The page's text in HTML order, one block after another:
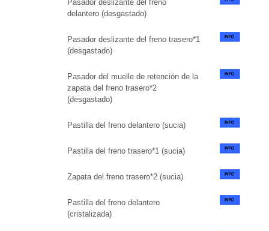
Pasador deslizante del freno
delantero (desgastado)
Pasador deslizante del freno trasero*1
(desgastado)
Pasador del muelle de retención de la
zapata del freno trasero*2
(desgastado)
Pastilla del freno delantero (sucia)
Pastilla del freno trasero*1 (sucia)
Zapata del freno trasero*2 (sucia)
Pastilla del freno delantero
(cristalizada)